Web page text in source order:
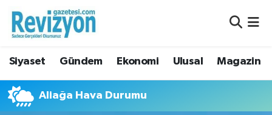
Siyaset Gündem Ekonomi Ulusal Magazin
Aliağa Hava Durumu